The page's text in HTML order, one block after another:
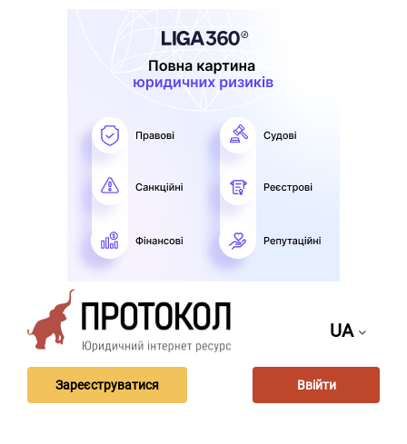
UA
Зареєструватися Ввійти